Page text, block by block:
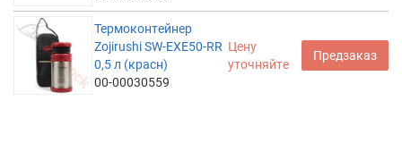
Термоконтейнер
Zojirushi SW-EXE50-RR
0,5 л (красн)
00-00030559
Цену
уточняйте
Предзаказ